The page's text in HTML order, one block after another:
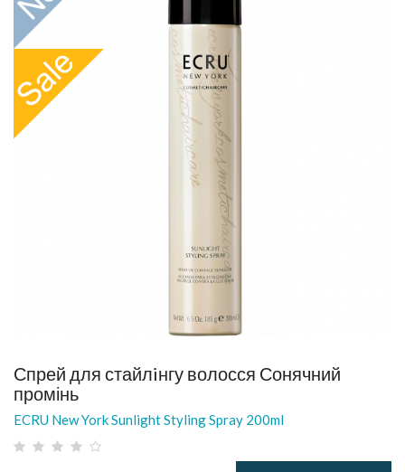
Спрей для стайлiнгу волосся Сонячний
промінь
ECRU New York Sunlight Styling Spray 200ml